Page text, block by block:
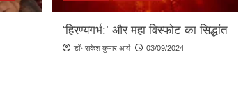
‘हिरण्यगर्भ:’ और महा विस्फोट का सिद्धांत
डॉ॰ राकेश कुमार आर्य 03/09/2024